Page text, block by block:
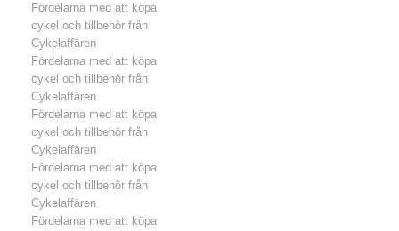
Fördelarna med att köpa
cykel och tillbehör från
Cykelaffären
Fördelarna med att köpa
cykel och tillbehör från
Cykelaffären
Fördelarna med att köpa
cykel och tillbehör från
Cykelaffären
Fördelarna med att köpa
cykel och tillbehör från
Cykelaffären
Fördelarna med att köpa